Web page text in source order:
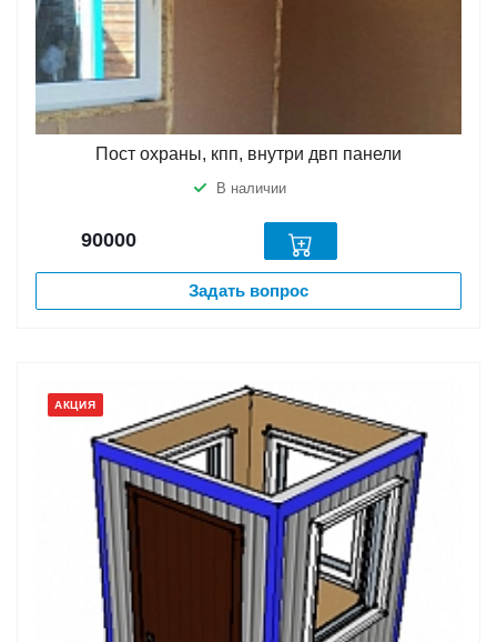
Пост охраны, кпп, внутри двп панели
В наличии
90000
Задать вопрос
АКЦИЯ